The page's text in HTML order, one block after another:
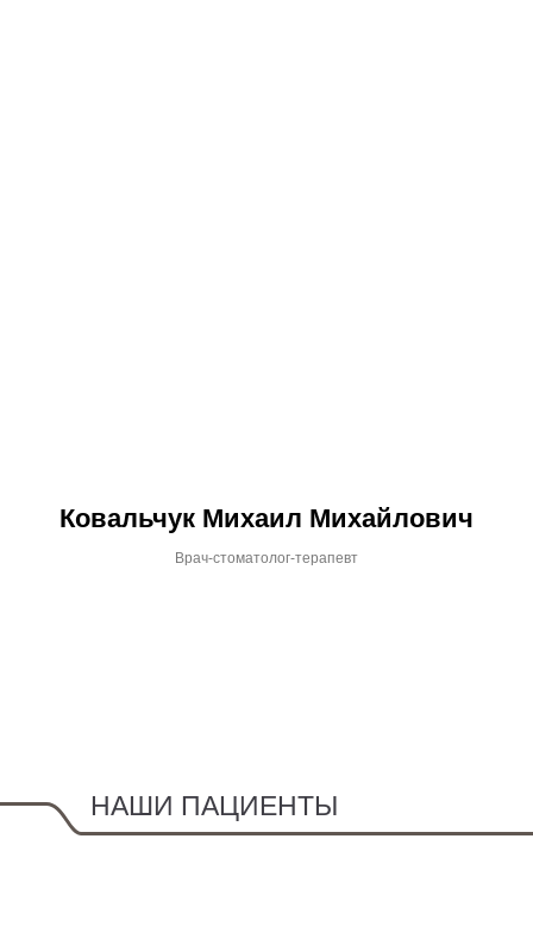
Ковальчук Михаил Михайлович
Врач-стоматолог-терапевт
НАШИ ПАЦИЕНТЫ